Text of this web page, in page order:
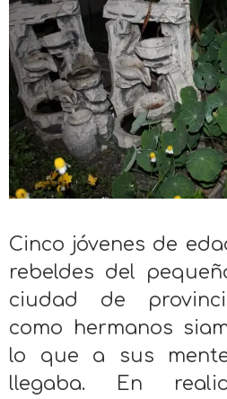
Cinco jóvenes de
rebeldes del
ciudad de
como hermanos
lo que a sus
llegaba. En